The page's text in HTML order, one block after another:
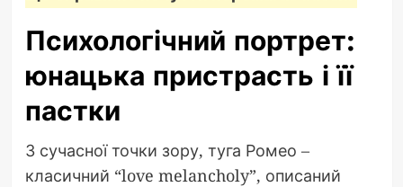
Психологічний портрет:
юнацька пристрасть і її
пастки
З сучасної точки зору, туга Ромео –
класичний “love melancholy”, описаний